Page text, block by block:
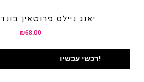
יאנג ניילס פרוטאין בונד 7.5 מ”ל
₪68.00
רכשי עכשיו!